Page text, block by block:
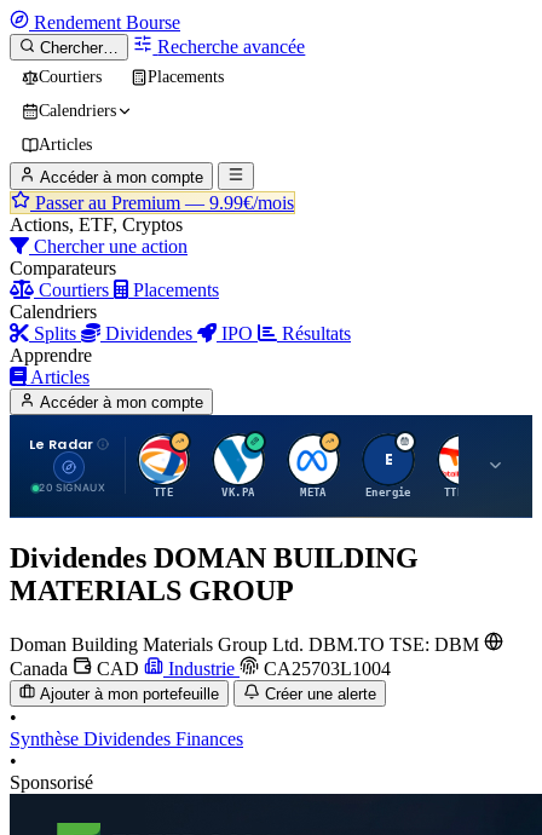
Rendement Bourse
Chercher… Recherche avancée
Courtiers
Placements
Calendriers
Articles
Accéder à mon compte
Passer au Premium — 9.99€/mois
Actions, ETF, Cryptos
Chercher une action
Comparateurs
Courtiers
Placements
Calendriers
Splits
Dividendes IPO
Résultats
Apprendre
Articles
Accéder à mon compte
Le Radar
20 SIGNAUX
T
TTE
V
VK.PA
M
META
E
Energie
T
TTE.PA
Dividendes DOMAN BUILDING
MATERIALS GROUP
Doman Building Materials Group Ltd. DBM.TO TSE: DBM
Canada
CAD Industrie CA25703L1004
Ajouter à mon portefeuille Créer une alerte
•
Synthèse Dividendes Finances
•
Sponsorisé